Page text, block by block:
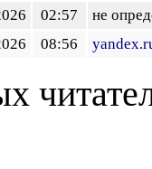
02:57
не
08:56